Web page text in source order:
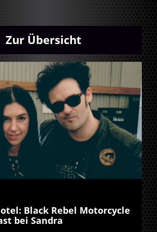
Zur Übersicht
Black Rebel Motorcycle
bei Sandra